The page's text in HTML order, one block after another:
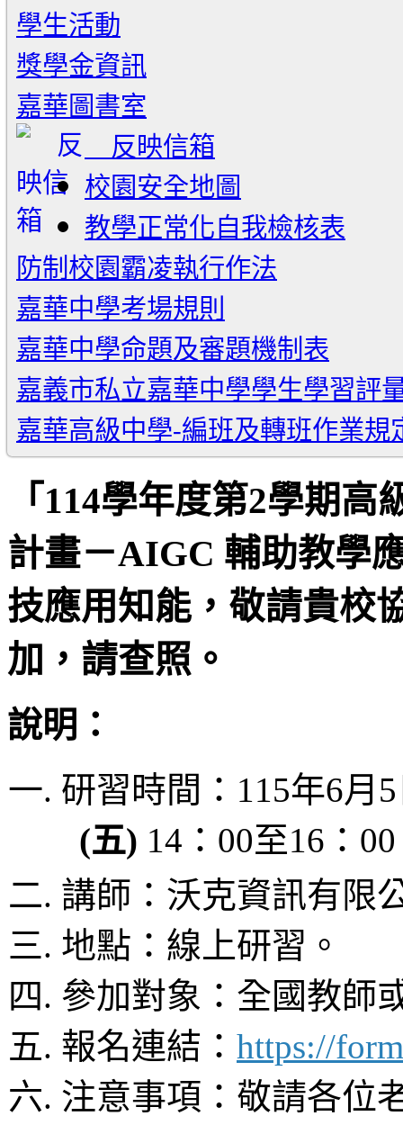
學生活動
獎學金資訊
嘉華圖書室
反映信箱
校園安全地圖
教學正常化自我檢核表
防制校園霸凌執行作法
嘉華中學考場規則
嘉華中學命題及審題機制表
嘉義市私立嘉華中學學生學習評
嘉華高級中學-編班及轉班作業規
「114學年度第2學期
計畫－AIGC 輔助教學
技應用知能，敬請貴校
加，請查照。
說明：
研習時間：115年6月
(五) 14：00至16：
講師：沃克資訊有限
地點：線上研習。
參加對象：全國教師
報名連結： https://
注意事項：敬請各位